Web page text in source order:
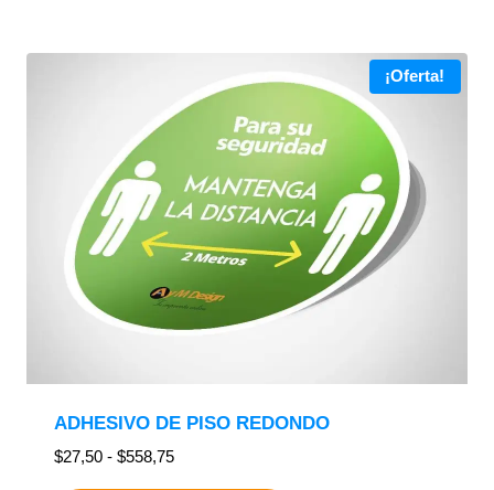
¡Oferta!
ADHESIVO DE PISO REDONDO
$27,50 - $558,75